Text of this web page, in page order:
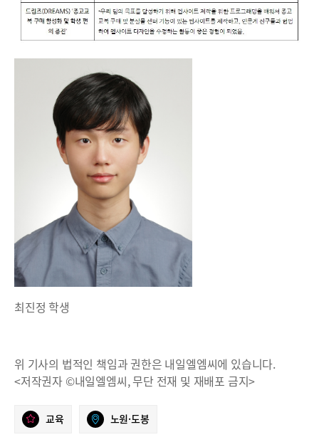
최진정 학생
위 기사의 법적인 책임과 권한은 내일엘엠씨에 있습니다.
<저작권자 ©내일엘엠씨, 무단 전재 및 재배포 금지>
교육 노원·도봉